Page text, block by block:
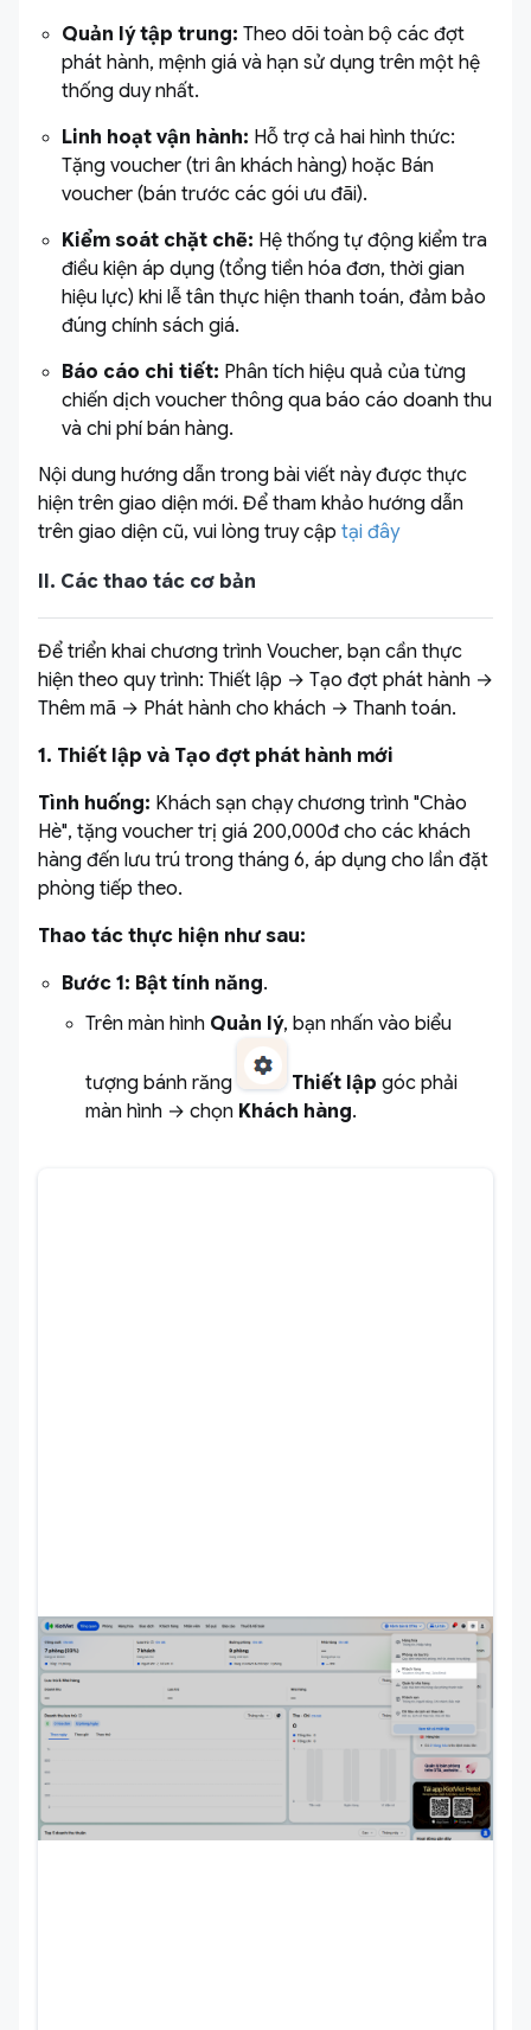
Quản lý tập trung: Theo dõi toàn bộ các đợt
phát hành, mệnh giá và hạn sử dụng trên một hệ
thống duy nhất.
Linh hoạt vận hành: Hỗ trợ cả hai hình thức:
Tặng voucher (tri ân khách hàng) hoặc Bán
voucher (bán trước các gói ưu đãi).
Kiểm soát chặt chẽ: Hệ thống tự động kiểm tra
điều kiện áp dụng (tổng tiền hóa đơn, thời gian
hiệu lực) khi lễ tân thực hiện thanh toán, đảm bảo
đúng chính sách giá.
Báo cáo chi tiết: Phân tích hiệu quả của từng
chiến dịch voucher thông qua báo cáo doanh thu
và chi phí bán hàng.
​Nội dung hướng dẫn trong bài viết này được thực
hiện trên giao diện mới. Để tham khảo hướng dẫn
trên giao diện cũ, vui lòng truy cập tại đây
II. Các thao tác cơ bản
Để triển khai chương trình Voucher, bạn cần thực
hiện theo quy trình: Thiết lập → Tạo đợt phát hành →
Thêm mã → Phát hành cho khách → Thanh toán.
1. Thiết lập và Tạo đợt phát hành mới
Tình huống: Khách sạn chạy chương trình "Chào
Hè", tặng voucher trị giá 200,000đ cho các khách
hàng đến lưu trú trong tháng 6, áp dụng cho lần đặt
phòng tiếp theo.
Thao tác thực hiện như sau:
Bước 1: Bật tính năng.
Trên màn hình Quản lý, bạn nhấn vào biểu
tượng bánh răng Thiết lập góc phải
màn hình → chọn Khách hàng.